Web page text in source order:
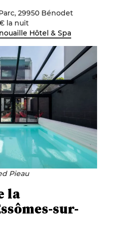
29950 Bénodet
la nuit
Hôtel & Spa
Pieau
la
sur-